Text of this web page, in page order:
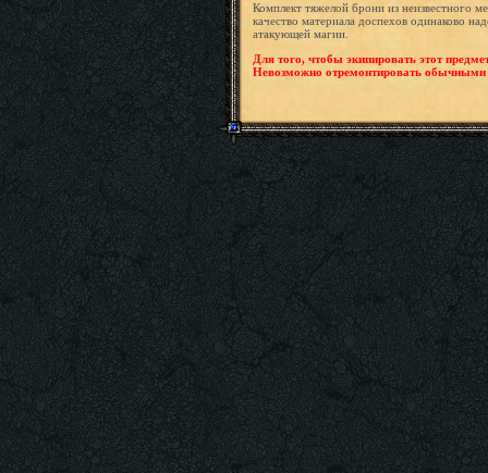
Комплект тяжелой брони из неизвестного
качество материала доспехов одинаково
атакующей магии.
Для того, чтобы экипировать этот
Невозможно отремонтировать обычными